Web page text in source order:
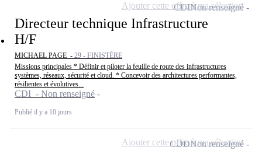
Directeur technique Infrastructure
H/F
MICHAEL PAGE - 29 - FINISTÈRE
Missions principales * Définir et piloter la feuille de route des infrastructures
systèmes, réseaux, sécurité et cloud. * Concevoir des architectures performantes,
résilientes et évolutives...
CDI - Non renseigné
Publié il y a 10 jours
CDINon renseigné
Ajouter cette offre à ma sélection
CDDNon renseigné
Ajouter cette offre à ma sélection